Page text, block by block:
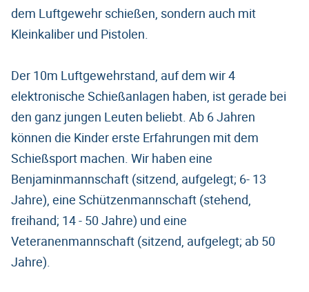
dem Luftgewehr schießen, sondern auch mit
Kleinkaliber und Pistolen.
Der 10m Luftgewehrstand, auf dem wir 4
elektronische Schießanlagen haben, ist gerade bei
den ganz jungen Leuten beliebt. Ab 6 Jahren
können die Kinder erste Erfahrungen mit dem
Schießsport machen. Wir haben eine
Benjaminmannschaft (sitzend, aufgelegt; 6- 13
Jahre), eine Schützenmannschaft (stehend,
freihand; 14 - 50 Jahre) und eine
Veteranenmannschaft (sitzend, aufgelegt; ab 50
Jahre).